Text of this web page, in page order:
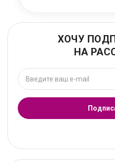
ХОЧУ
НА